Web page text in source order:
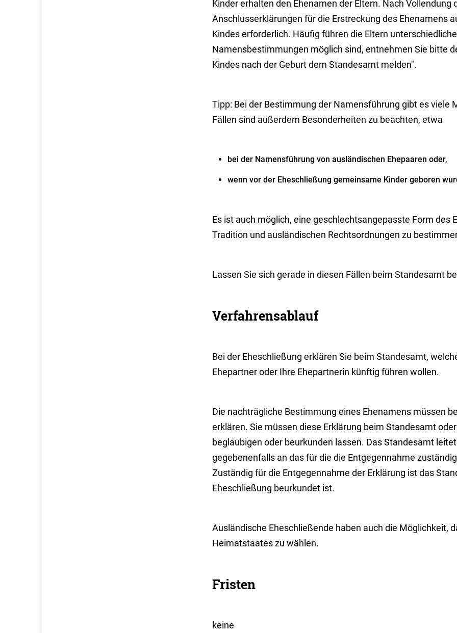
Kinder erhalten den Ehenamen der Eltern. Nach Vollendung
Anschlusserklärungen für die Erstreckung des Ehenamens
Kindes erforderlich. Häufig führen die Eltern
Namensbestimmungen möglich sind, entnehmen Sie bitte
Kindes nach der Geburt dem Standesamt melden".
Tipp: Bei der Bestimmung der Namensführung gibt es viele
Fällen sind außerdem Besonderheiten zu beachten, etwa
bei der Namensführung von ausländischen Ehepaaren oder,
wenn vor der Eheschließung gemeinsame Kinder geboren
Es ist auch möglich, eine geschlechtsangepasste Form des
Tradition und ausländischen Rechtsordnungen zu
Lassen Sie sich gerade in diesen Fällen beim Standesamt
Verfahrensablauf
Bei der Eheschließung erklären Sie beim Standesamt,
Ehepartner oder Ihre Ehepartnerin künftig führen wollen.
Die nachträgliche Bestimmung eines Ehenamens müssen
erklären. Sie müssen diese Erklärung beim Standesamt
beglaubigen oder beurkunden lassen. Das Standesamt
gegebenenfalls an das für die die Entgegennahme
Zuständig für die Entgegennahme der Erklärung ist das
Eheschließung beurkundet ist.
Ausländische Eheschließende haben auch die Möglichkeit,
Heimatstaates zu wählen.
Fristen
keine